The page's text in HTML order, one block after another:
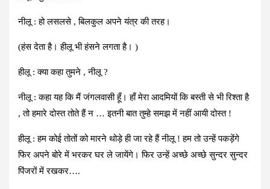
नीलू : हो लसलसे , बिलकुल अपने यंत्र की तरह।
(हंस देता है। हीलू भी हंसने लगता है। )
हीलू : क्या कहा तुमने , नीलू ?
नीलू : कहा यह कि मैं जंगलवासी हूँ। हाँ मेरा आदमियों कि बस्ती से भी रिश्ता है
, तो हमारे दोस्त तोते हैं न … इतनी बात तुम्हे समझ में नहीं आयी दोस्त !
हीलू : हम कोई तोतों को मारने थोड़े ही जा रहे हैं नीलू ! हम तो उन्हें पकड़ेंगे
फिर अपने बोरे में भरकर घर ले जायेंगे। फिर उन्हें अच्छे अच्छे सुन्दर सुन्दर
पिंजरों में रखकर….